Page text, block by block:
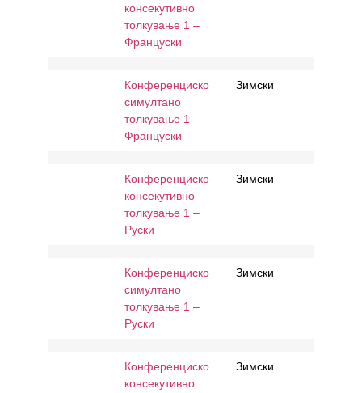
консекутивно
толкување 1 –
Француски
Конференциско
симултано
толкување 1 –
Француски
Зимски
Конференциско
консекутивно
толкување 1 –
Руски
Зимски
Конференциско
симултано
толкување 1 –
Руски
Зимски
Конференциско
консекутивно
Зимски